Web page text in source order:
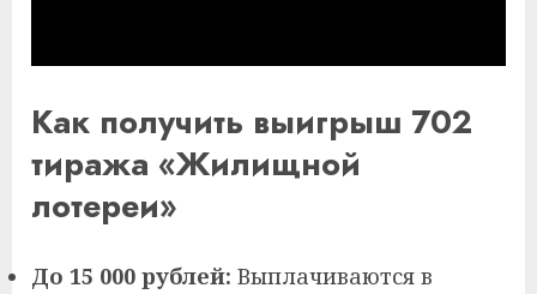
Как получить выигрыш 702
тиража «Жилищной
лотереи»
До 15 000 рублей: Выплачиваются в